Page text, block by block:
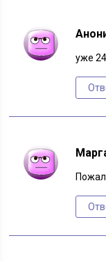
уже 24